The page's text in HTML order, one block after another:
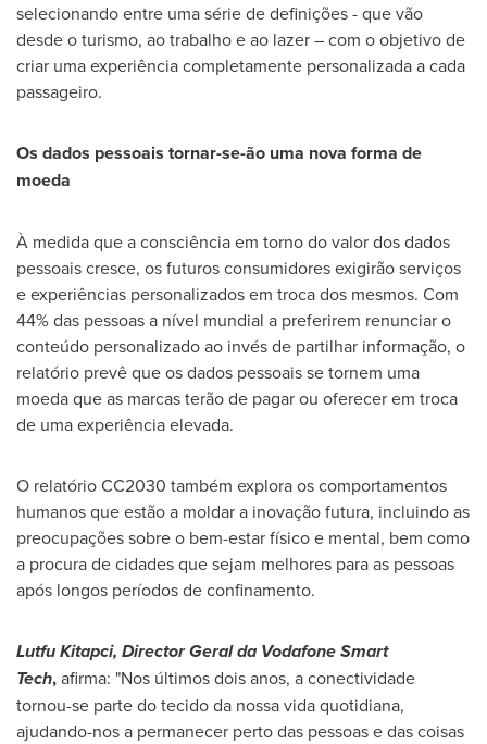
selecionando entre uma série de definições - que vão
desde o turismo, ao trabalho e ao lazer – com o objetivo de
criar uma experiência completamente personalizada a cada
passageiro.
Os dados pessoais tornar-se-ão uma nova forma de
moeda
À medida que a consciência em torno do valor dos dados
pessoais cresce, os futuros consumidores exigirão serviços
e experiências personalizados em troca dos mesmos. Com
44% das pessoas a nível mundial a preferirem renunciar o
conteúdo personalizado ao invés de partilhar informação, o
relatório prevê que os dados pessoais se tornem uma
moeda que as marcas terão de pagar ou oferecer em troca
de uma experiência elevada.
O relatório CC2030 também explora os comportamentos
humanos que estão a moldar a inovação futura, incluindo as
preocupações sobre o bem-estar físico e mental, bem como
a procura de cidades que sejam melhores para as pessoas
após longos períodos de confinamento.
Lutfu Kitapci, Director Geral da Vodafone Smart
Tech,afirma: "Nos últimos dois anos, a conectividade
tornou-se parte do tecido da nossa vida quotidiana,
ajudando-nos a permanecer perto das pessoas e das coisas